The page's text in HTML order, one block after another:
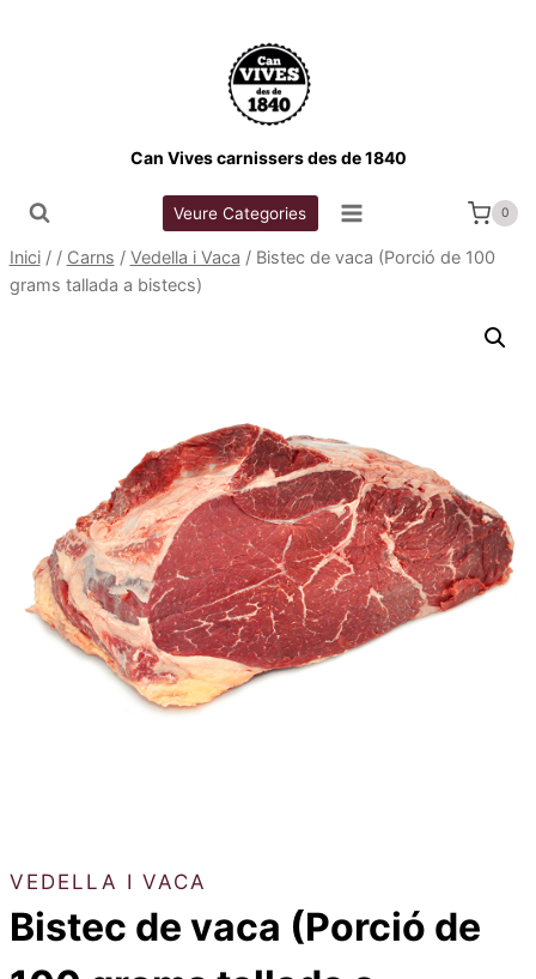
Can Vives carnissers des de 1840
Veure Categories 0
Inici / / Carns / Vedella i Vaca / Bistec de vaca (Porció de 100
grams tallada a bistecs)
VEDELLA I VACA
Bistec de vaca (Porció de